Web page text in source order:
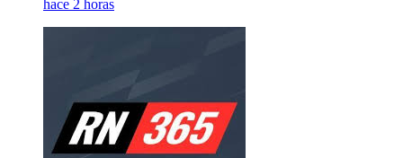
hace 2 horas